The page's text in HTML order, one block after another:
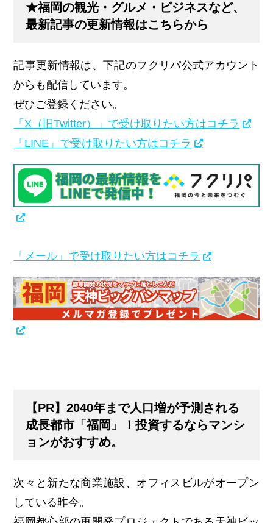
★福岡の観光・グルメ・ビジネスなど、
最新記事の更新情報はこちらから
記事更新情報は、下記のフクリパ公式アカウント
からも配信しています。
ぜひご登録ください。
「X（旧Twitter）」で受け取りたい方はコチラ
「LINE」で受け取りたい方はコチラ
「メール」で受け取りたい方はコチラ
【PR】2040年まで人口増が予測される
成長都市「福岡」！投資するならマンシ
ョンがおすすめ。
次々と新たな商業施設、オフィスビルがオープン
している昨今。